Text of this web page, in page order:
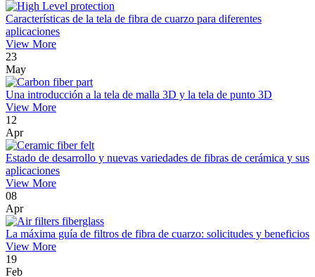
Características de la tela de fibra de cuarzo para diferentes
aplicaciones
View More
23
May
Una introducción a la tela de malla 3D y la tela de punto 3D
View More
12
Apr
Estado de desarrollo y nuevas variedades de fibras de cerámica y sus
aplicaciones
View More
08
Apr
La máxima guía de filtros de fibra de cuarzo: solicitudes y beneficios
View More
19
Feb